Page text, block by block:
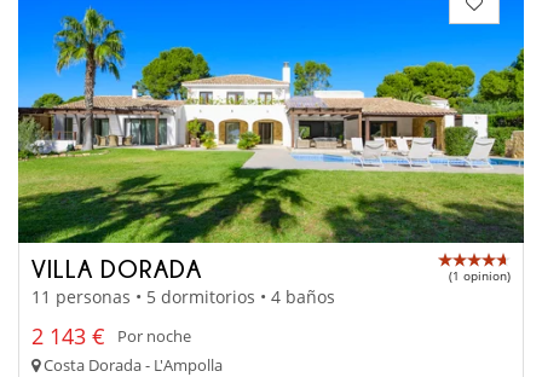
VILLA DORADA (1 opinion)
11 personas • 5 dormitorios • 4 baños
2 143 €
Por noche
Costa Dorada - L'Ampolla